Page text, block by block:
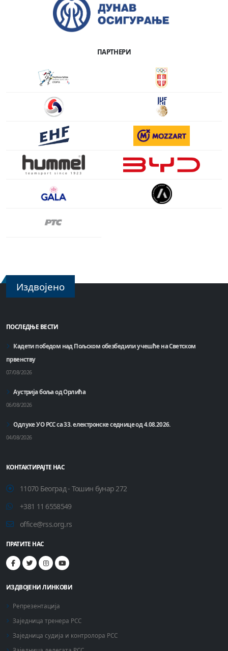
ПАРТНЕРИ
Издвојено
ПОСЛЕДЊЕ ВЕСТИ
Кадети победом над Пољском обезбедили учешће на Светском
првенству
07/08/2026
Аустрија боља од Орлића
06/08/2026
Одлуке УО РСС са 33. електронске седнице од 4.08.2026.
04/08/2026
КОНТАКТИРАЈТЕ НАС
11070 Београд - Тошин бунар 272
+381 11 6558549
office@rss.org.rs
ПРАТИТЕ НАС
ИЗДВОЈЕНИ ЛИНКОВИ
Репрезентација
Заједница тренера РСС
Заједница судија и контролора РСС